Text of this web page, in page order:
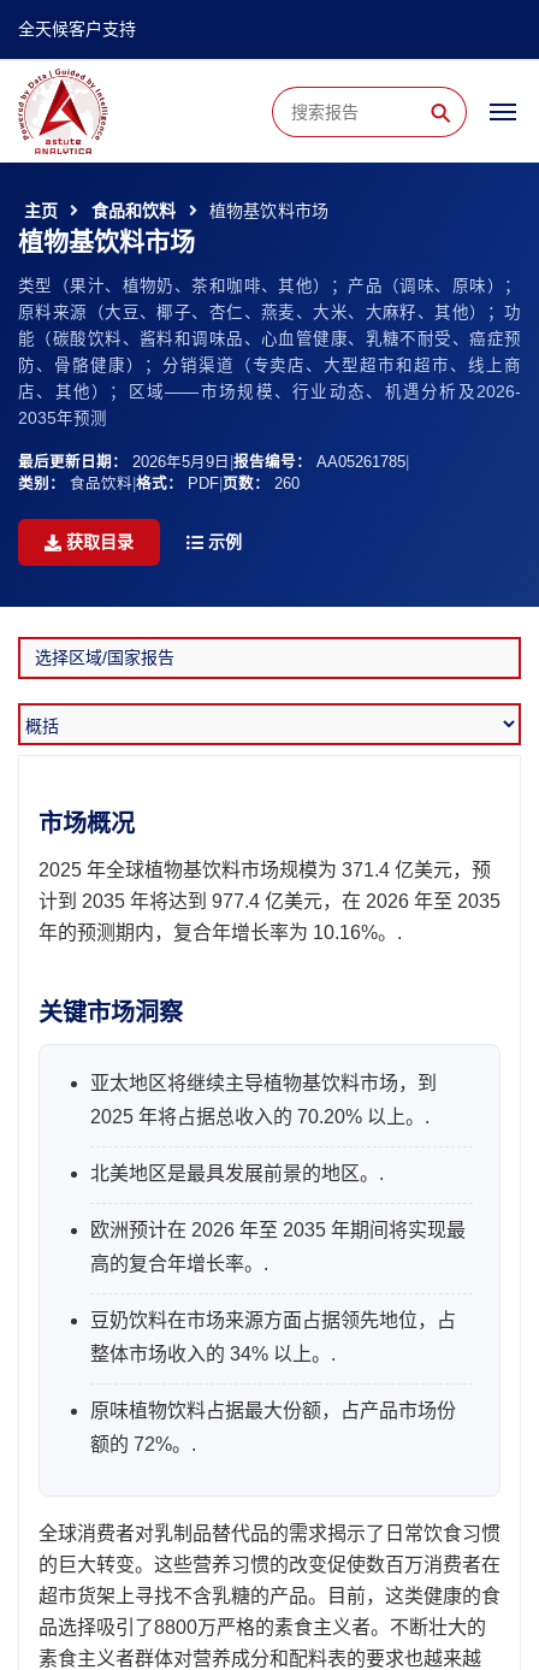
全天候客户支持
⚲
主页 食品和饮料 植物基饮料市场
植物基饮料市场
类型（果汁、植物奶、茶和咖啡、其他）；产品（调味、原味）；
原料来源（大豆、椰子、杏仁、燕麦、大米、大麻籽、其他）；功
能（碳酸饮料、酱料和调味品、心血管健康、乳糖不耐受、癌症预
防、骨骼健康）；分销渠道（专卖店、大型超市和超市、线上商
店、其他）；区域——市场规模、行业动态、机遇分析及2026-
2035年预测
最后更新日期： 2026年5月9日 报告编号： AA05261785
类别：
食品饮料 格式： PDF 页数： 260
获取目录 示例
市场概况
2025 年全球植物基饮料市场规模为 371.4 亿美元，预
计到 2035 年将达到 977.4 亿美元，在 2026 年至 2035
年的预测期内，复合年增长率为 10.16%。.
关键市场洞察
亚太地区将继续主导植物基饮料市场，到
2025 年将占据总收入的 70.20% 以上。.
北美地区是最具发展前景的地区。.
欧洲预计在 2026 年至 2035 年期间将实现最
高的复合年增长率。.
豆奶饮料在市场来源方面占据领先地位，占
整体市场收入的 34% 以上。.
原味植物饮料占据最大份额，占产品市场份
额的 72%。.
全球消费者对乳制品替代品的需求揭示了日常饮食习惯
的巨大转变。这些营养习惯的改变促使数百万消费者在
超市货架上寻找不含乳糖的产品。目前，这类健康的食
品选择吸引了8800万严格的素食主义者。不断壮大的
素食主义者群体对营养成分和配料表的要求也越来越